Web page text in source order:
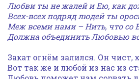
Любви ты не жалей и Ею, как
Всех-всех подряд людей ты
Меж всеми нами – Нить, что со
Должна объединить Любовью
Закат огнём залился. Он чист,
Вот так же и любой из нас из